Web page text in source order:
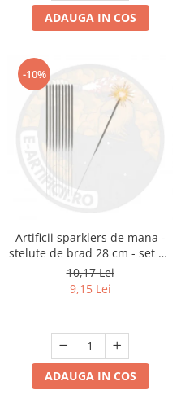
ADAUGA IN COS
-10%
Artificii sparklers de mana -
stelute de brad 28 cm - set 10
buc
10,17 Lei
9,15 Lei
ADAUGA IN COS